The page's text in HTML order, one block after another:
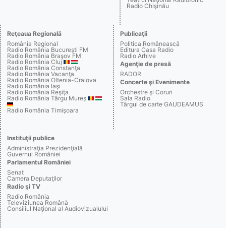
Radio Chişinău
Reţeaua Regională
România Regional
Radio România Bucureşti FM
Radio România Braşov FM
Radio România Cluj
Radio România Constanţa
Radio România Vacanţa
Radio România Oltenia-Craiova
Radio România Iaşi
Radio România Reşiţa
Radio România Târgu Mureş
Radio România Timişoara
Publicaţii
Politica Românească
Editura Casa Radio
Radio Arhive
Agenţie de presă
RADOR
Concerte şi Evenimente
Orchestre şi Coruri
Sala Radio
Târgul de carte GAUDEAMUS
Instituţii publice
Administraţia Prezidenţială
Guvernul României
Parlamentul României
Senat
Camera Deputaţilor
Radio şi TV
Radio România
Televiziunea Română
Consiliul Naţional al Audiovizualului